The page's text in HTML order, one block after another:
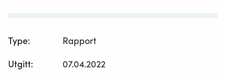
Type:
Rapport
Utgitt:
07.04.2022